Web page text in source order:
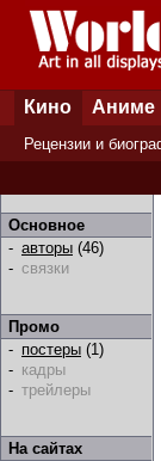
Кино Аниме
Рецензии и
Основное
- авторы (46)
- связки
Промо
- постеры (1)
- кадры
- трейлеры
На сайтах